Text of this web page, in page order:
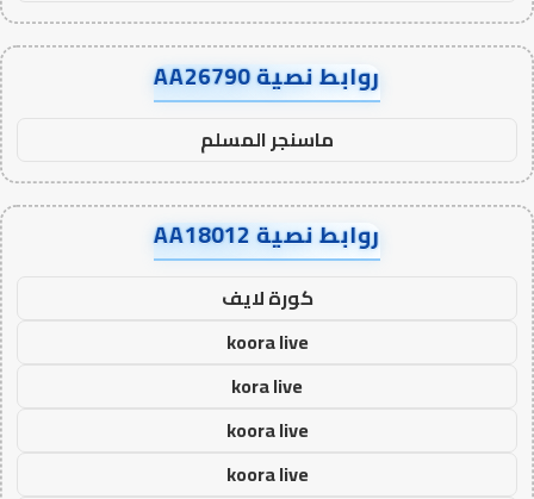
روابط نصية AA26790
ماسنجر المسلم
روابط نصية AA18012
كورة لايف
koora live
kora live
koora live
koora live